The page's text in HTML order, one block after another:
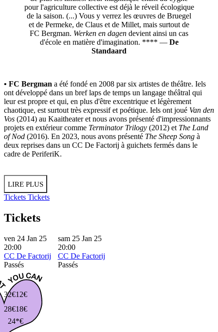
pour l'agriculture collective est déjà le réveil écologique
de la saison. (...) Vous y verrez les œuvres de Bruegel
et de Permeke, de Claus et de Millet, mais surtout de
FC Bergman. Werken en dagen devient ainsi un cas
d'école en matière d'imagination. **** — De
Standaard
• FC Bergman a été fondé en 2008 par six artistes de théâtre. Iels
ont développé dans un bref laps de temps un langage théâtral qui
leur est propre et qui, en plus d'être excentrique et légèrement
chaotique, est surtout très expressif et poétique. Iels ont joué Van den
Vos (2014) au Kaaitheater et nous avons présenté d'impressionnants
projets en extérieur comme Terminator Trilogy (2012) et The Land
of Nod (2016). En 2023, nous avons présenté The Sheep Song à
deux reprises dans un CC De Factorij à guichets fermés dans le
cadre de PeriferiK.
LIRE PLUS
Tickets Tickets
Tickets
ven 24 Jan 25
20:00
CC De Factorij
Passés
sam 25 Jan 25
20:00
CC De Factorij
Passés
32€
28€
24*€
18€
12€